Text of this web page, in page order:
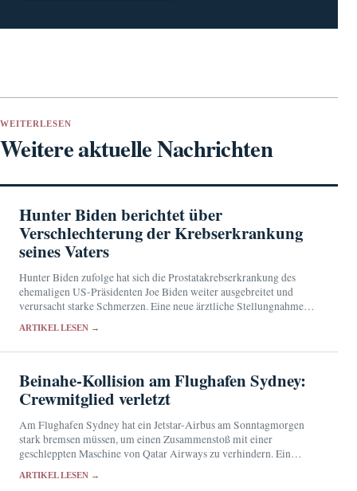
WEITERLESEN
Weitere aktuelle Nachrichten
Hunter Biden berichtet über
Verschlechterung der Krebserkrankung
seines Vaters
Hunter Biden zufolge hat sich die Prostatakrebserkrankung des
ehemaligen US-Präsidenten Joe Biden weiter ausgebreitet und
verursacht starke Schmerzen. Eine neue ärztliche Stellungnahme
ARTIKEL LESEN →
Beinahe-Kollision am Flughafen Sydney:
Crewmitglied verletzt
Am Flughafen Sydney hat ein Jetstar-Airbus am Sonntagmorgen
stark bremsen müssen, um einen Zusammenstoß mit einer
geschleppten Maschine von Qatar Airways zu verhindern. Ein
Vorfall.
ARTIKEL LESEN →